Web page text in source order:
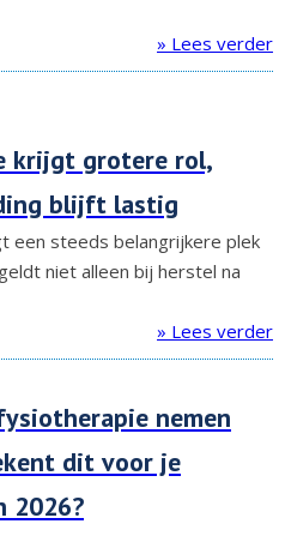
» Lees verder
krijgt grotere rol,
blijft lastig
een steeds belangrijkere plek
niet alleen bij herstel na
» Lees verder
nemen
dit voor je
2026?